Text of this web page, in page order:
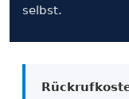
selbst.